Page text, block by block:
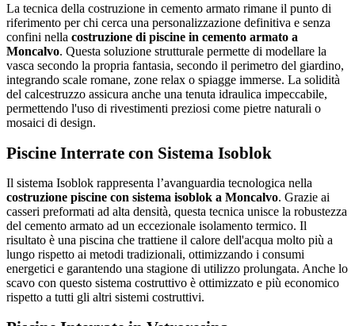
La tecnica della costruzione in cemento armato rimane il punto di
riferimento per chi cerca una personalizzazione definitiva e senza
confini nella costruzione di piscine in cemento armato a
Moncalvo. Questa soluzione strutturale permette di modellare la
vasca secondo la propria fantasia, secondo il perimetro del giardino,
integrando scale romane, zone relax o spiagge immerse. La solidità
del calcestruzzo assicura anche una tenuta idraulica impeccabile,
permettendo l'uso di rivestimenti preziosi come pietre naturali o
mosaici di design.
Piscine Interrate con Sistema Isoblok
Il sistema Isoblok rappresenta l’avanguardia tecnologica nella
costruzione piscine con sistema isoblok a Moncalvo. Grazie ai
casseri preformati ad alta densità, questa tecnica unisce la robustezza
del cemento armato ad un eccezionale isolamento termico. Il
risultato è una piscina che trattiene il calore dell'acqua molto più a
lungo rispetto ai metodi tradizionali, ottimizzando i consumi
energetici e garantendo una stagione di utilizzo prolungata. Anche lo
scavo con questo sistema costruttivo è ottimizzato e più economico
rispetto a tutti gli altri sistemi costruttivi.